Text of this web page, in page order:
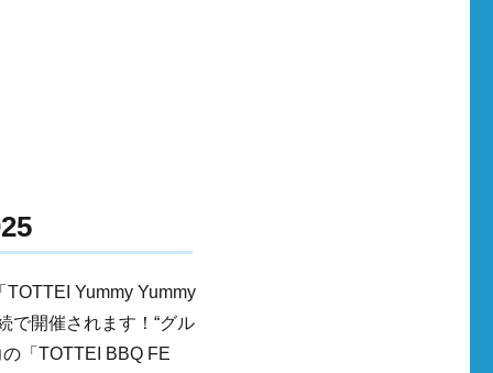
Yummy Yummy
で開催されます！“グル
「TOTTEI BBQ FE